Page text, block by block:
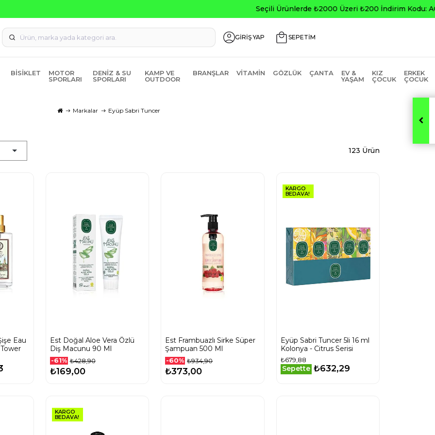
GİRİŞ YAP SEPETİM
BISIKLET
MOTOR
SPORLARI
DENIZ & SU
SPORLARI
KAMP VE
OUTDOOR
BRANŞLAR VITAMIN GÖZLÜK ÇANTA
EV &
YAŞAM
KIZ
ÇOCUK
ERKEK
ÇOCUK
Markalar Eyüp Sabri Tuncer
123 Ürün
Eau
Est Doğal Aloe Vera Özlü
Diş Macunu 90 Ml
-61% ₺428,90
₺169,00
Est Frambuazlı Sirke Süper
Şampuan 500 Ml
-60% ₺934,90
₺373,00
KARGO
BEDAVA!
Eyüp Sabri Tuncer 5li 16 ml
Kolonya - Citrus Serisi
₺679,88
Sepette ₺632,29
KARGO
BEDAVA!